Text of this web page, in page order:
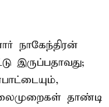
நாகேந்திரன்
இருப்பதாவது;
தாண்டி